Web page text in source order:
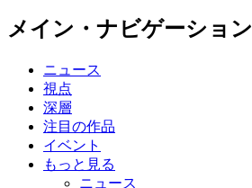
メイン・ナビゲーション
ニュース
視点
深層
注目の作品
イベント
もっと見る
ニュース